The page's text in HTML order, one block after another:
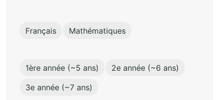
Français Mathématiques
1ère année (~5 ans)
2e année (~6 ans)
3e année (~7 ans)